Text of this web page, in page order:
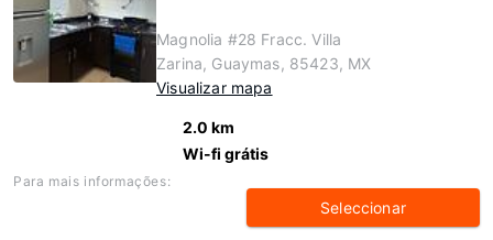
Magnolia #28 Fracc. Villa
Zarina, Guaymas, 85423, MX
Visualizar mapa
2.0 km
Wi-fi grátis
Para mais informações:
Seleccionar